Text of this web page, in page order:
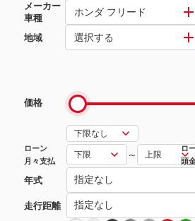
メーカー
車種
ホンダ フリード
地域 選択する
価格
ローン
月々支払
～
ロ
頭
年式
走行距離